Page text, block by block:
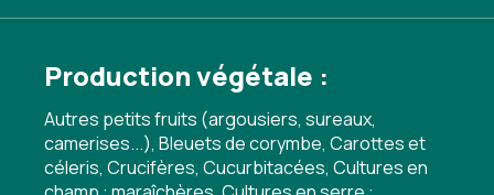
Production végétale :
Autres petits fruits (argousiers, sureaux,
camerises...), Bleuets de corymbe, Carottes et
céleris, Crucifères, Cucurbitacées, Cultures en